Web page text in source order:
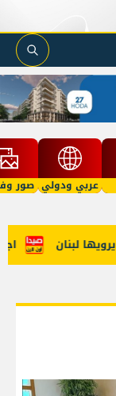
عربي ودولي صور